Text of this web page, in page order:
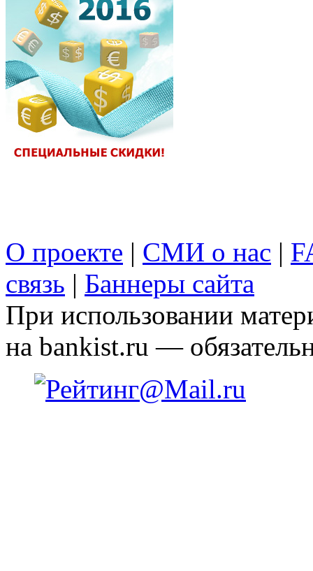
О проекте | СМИ о нас |
связь | Баннеры сайта
При использовании
на bankist.ru —